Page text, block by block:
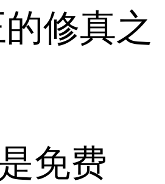
修真之
免费